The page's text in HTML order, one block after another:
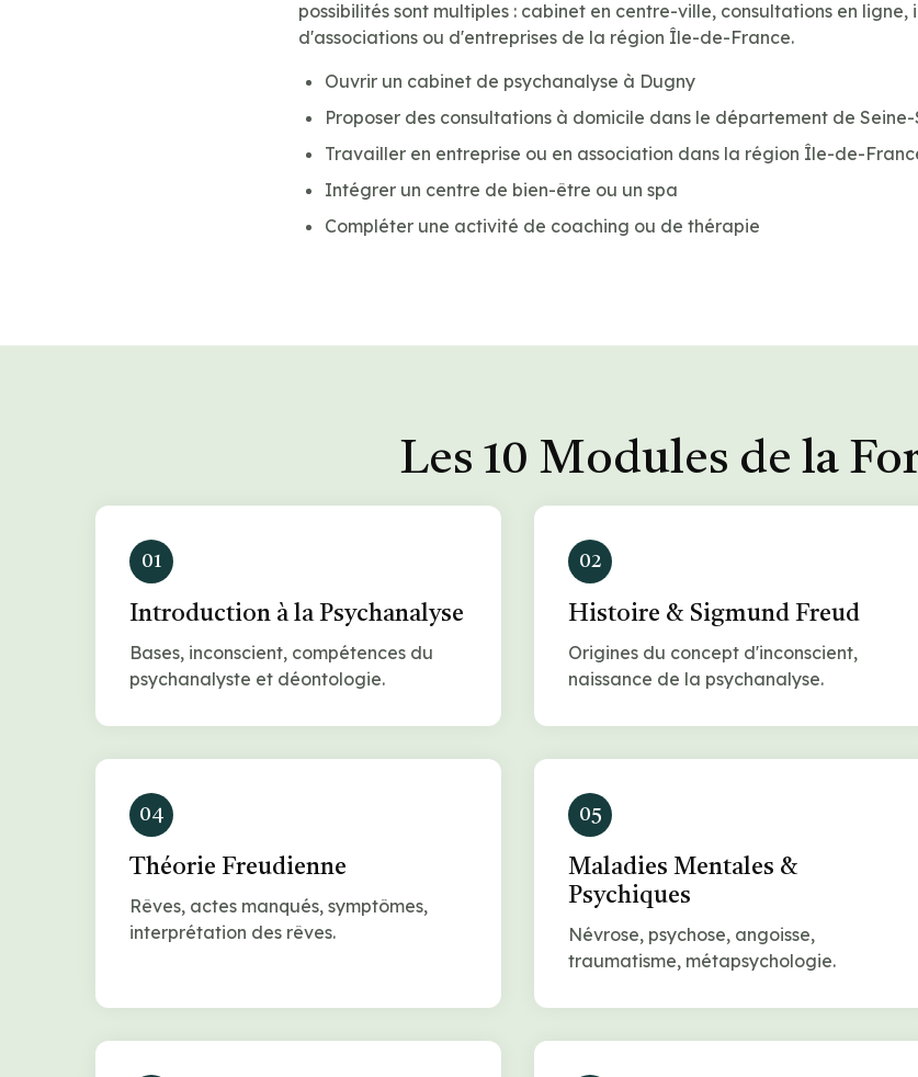
possibilités sont multiples : cabinet en centre-ville, consultations en ligne,
d'associations ou d'entreprises de la région Île-de-France.
Ouvrir un cabinet de psychanalyse à Dugny
Proposer des consultations à domicile dans le département de
Travailler en entreprise ou en association dans la région Île-de-
Intégrer un centre de bien-être ou un spa
Compléter une activité de coaching ou de thérapie
Les 10 Modules de la
01
Introduction à la Psychanalyse
Bases, inconscient, compétences du
psychanalyste et déontologie.
02
Histoire & Sigmund Freud
Origines du concept d'inconscient,
naissance de la psychanalyse.
04
Théorie Freudienne
Rêves, actes manqués, symptômes,
interprétation des rêves.
05
Maladies Mentales &
Psychiques
Névrose, psychose, angoisse,
traumatisme, métapsychologie.